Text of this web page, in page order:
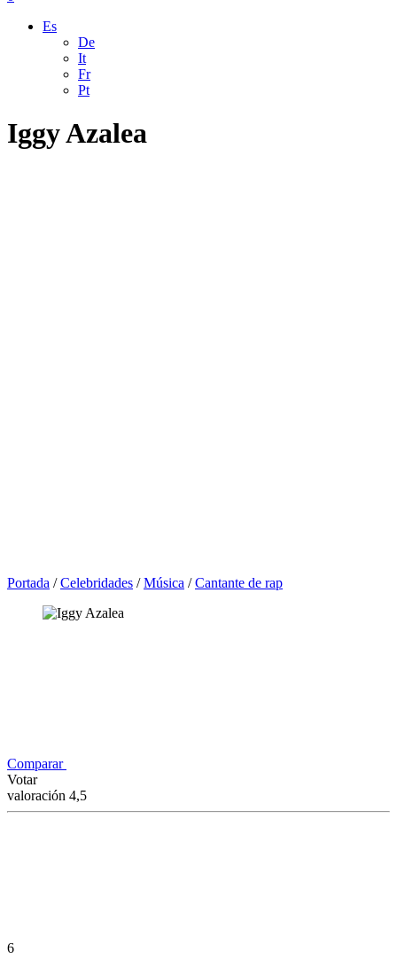
Es
De
It
Fr
Pt
Iggy Azalea
Portada /Celebridades /Música /Cantante de rap
Comparar
Votar
valoración 4,5
6